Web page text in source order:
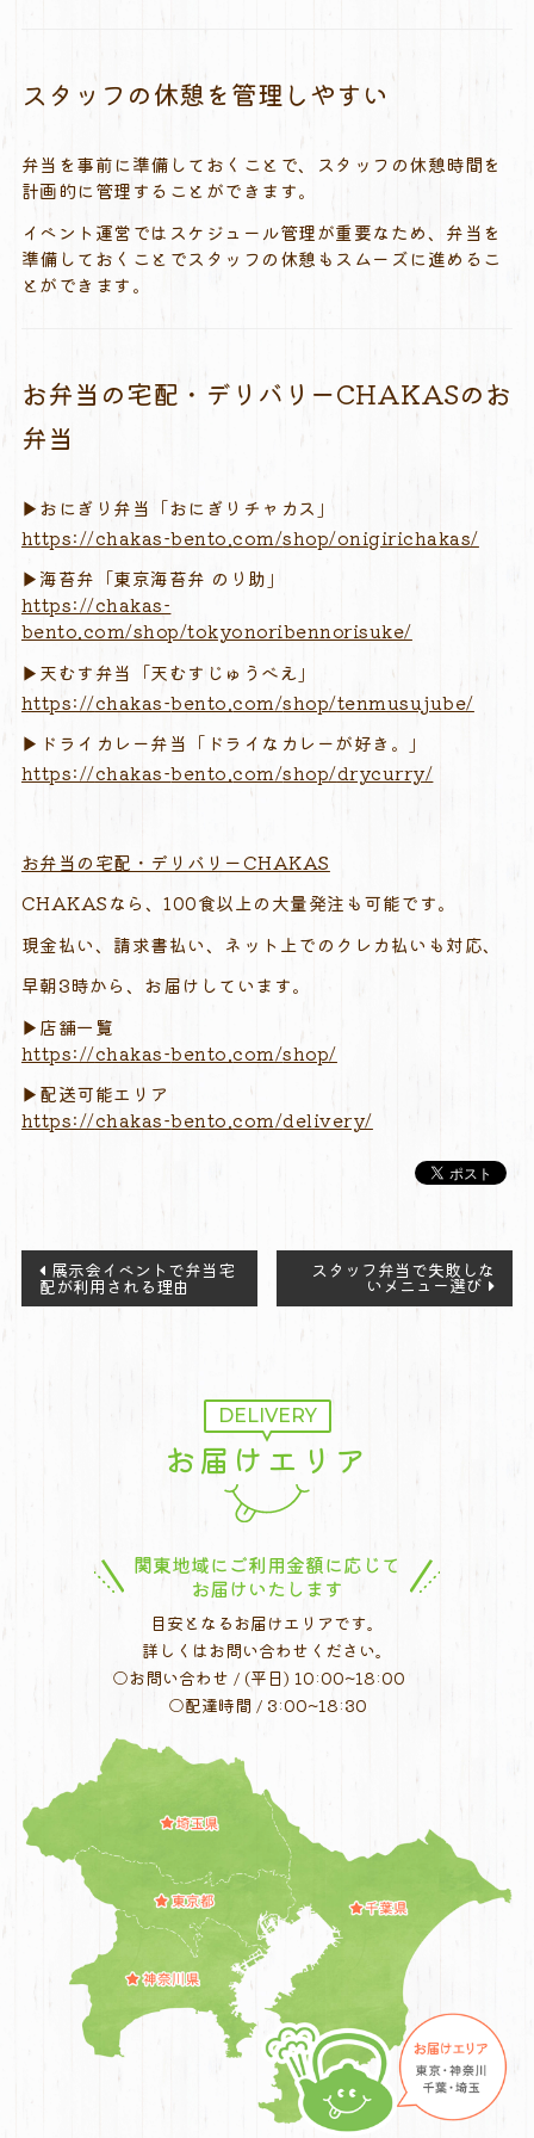
スタッフ の休憩を管理 しやすい
弁当 を事前に準備 しておく こと で、 スタッフ の休憩時間を
計画的に管理する こと ができ ます。
イベント運営では スケジュール管理が重要なため、 弁当を
準備 しておく こと でスタッフの休憩 も スムーズに進めるこ
とができ ます。
お弁当の宅配・デリバリーCHAKASのお
弁当
▶︎おにぎり 弁当「おにぎりチャカス」
https://chakas-bento.com/shop/onigirichakas/
▶︎海苔弁「東京海苔弁 のり助」
https://chakas-
bento.com/shop/tokyonoribennorisuke/
▶︎天むす弁当「天むすじゅうべえ」
https://chakas-bento. com/shop/tenmusujube/
▶︎ドライ カレー弁当「ドライなカレーが好き。」
https://chakas-bento.com/shop/drycurry/
お弁当の宅配・デリバリーCHAKAS
CHAKASなら、100食以上の大量発注も可能です。
現金払い、請求書払い、ネット上でのクレカ払いも対応、
早朝3時から、お届けしています。
▶︎店舗一覧
https://chakas-bento.com/shop/
▶︎配送可能エリア
https://chakas-bento. com/delivery/
展示会イベントで弁当宅
配が利用される理由
スタッフ弁当で失敗しな
いメニュー選び
DELIVERY
お届けエリア
関東地域にご利用金額に応じて
お届けいたします
目安となるお届けエリアです。
詳しくはお問い合わせください。
○お問い合わせ / (平日) 10:00~18:00
○配達時間 / 3:00~18:30